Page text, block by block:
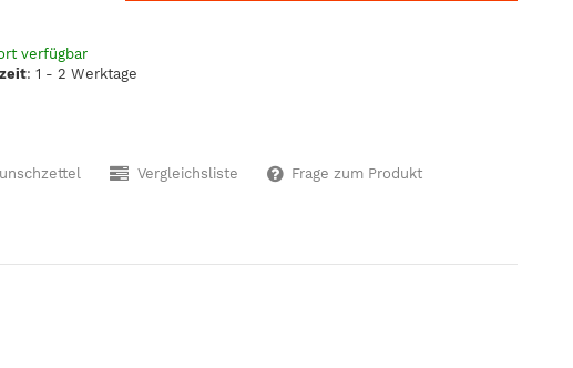
verfügbar
:1 - 2 Werktage
Vergleichsliste Frage zum Produkt